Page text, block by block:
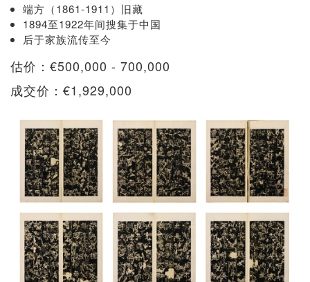
端方（1861-1911）旧藏
1894至1922年间搜集于中国
后于家族流传至今
估价：€500,000 - 700,000
成交价：€1,929,000